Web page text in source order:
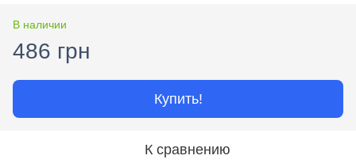
В наличии
486 грн
Купить!
К сравнению